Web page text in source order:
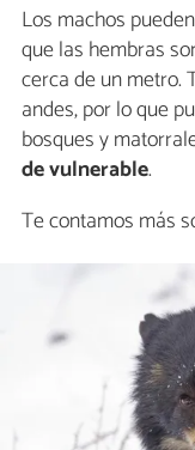
Los machos
que las hembras
cerca de un metro.
andes, por lo que
bosques y
de vulnerable.
Te contamos más